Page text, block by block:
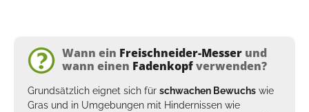
Wann ein Freischneider-Messer und
wann einen Fadenkopfverwenden?
Grundsätzlich eignet sich für schwachen Bewuchs wie
Gras und in Umgebungen mit Hindernissen wie